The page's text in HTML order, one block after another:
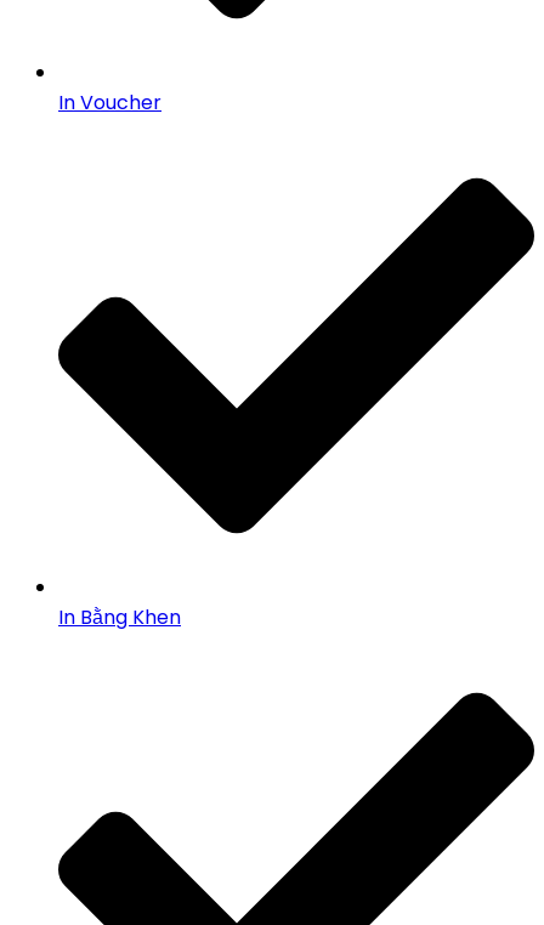
In Voucher
In Bằng Khen